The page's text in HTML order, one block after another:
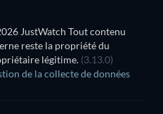
JustWatch Tout contenu
reste la propriété du
légitime. (3.13.0)
de la collecte de données